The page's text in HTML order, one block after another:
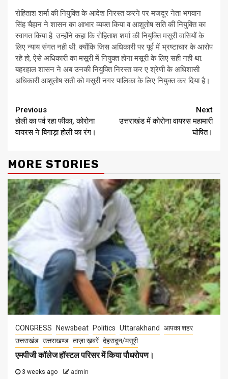
रोहिताश शर्मा की नियुक्ति के आदेश निरस्त करने पर मजदूर नेता भगवान
सिंह चैहान ने शासन का आभार व्यक्त किया व आशुतोष सति की नियुक्ति का
स्वागत किया है. उन्होंने कहा कि रोहिताश शर्मा की नियुक्ति मसूरी वासियों के
लिए न्याय संगत नही थी. क्योंकि जिस अधिकारी पर पूर्व में भ्रष्टाचार के आरोप
रहे हो, ऐसे अधिकारी का मसूरी में नियुक्त होना मसूरी के लिए सही नही था.
बहरहाल शासन ने अब उनकी नियुक्ति निरस्त कर ए श्रेणी के अधिशासी
अधिकारी आशुतोष सती को मसूरी नगर पालिका के लिए नियुक्त कर दिया है।
Continue
Reading
Previous
होली का पर्व रहा फीका, कोरोना
वायरस ने बिगाड़ा होली का रंग।
Next
उत्तराखंड में कोरोना वायरस महामारी
घोषित।
MORE STORIES
CONGRESS Newsbeat Politics Uttarakhand
आपका शहर
उत्तराखंड उत्तराखण्ड ताज़ा ख़बरें देहरादून/मसूरी
एमपीजी कॉलेज हॉस्टल परिसर में किया पौधरोपण।
3 weeks ago admin